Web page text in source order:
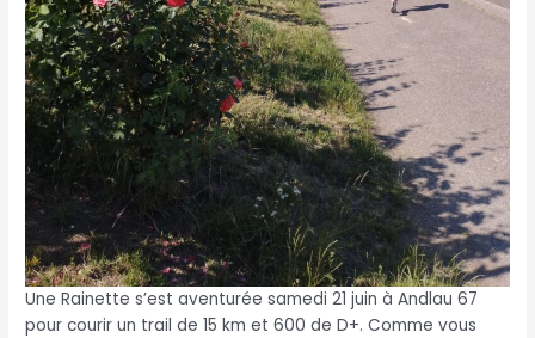
Une Rainette s’est aventurée samedi 21 juin à Andlau 67
pour courir un trail de 15 km et 600 de D+. Comme vous